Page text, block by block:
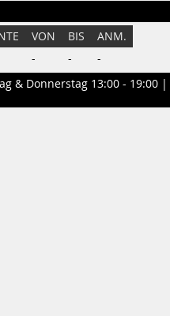
VON BIS
ANM.
- -
-
& Donnerstag 13:00 - 19:00 |